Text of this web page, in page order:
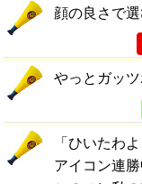
顔の良さで
やっとガッ
「ひいたわよ
アイコン連勝